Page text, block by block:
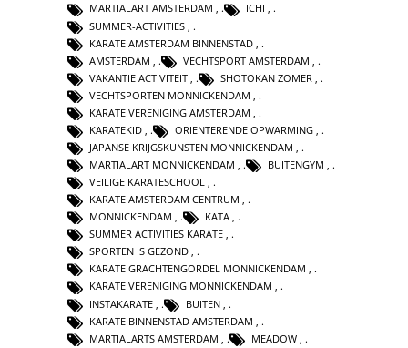
MARTIALART AMSTERDAM , ICHI ,
SUMMER-ACTIVITIES
KARATE AMSTERDAM BINNENSTAD
AMSTERDAM
VECHTSPORT AMSTERDAM
VAKANTIE ACTIVITEIT
SHOTOKAN ZOMER
VECHTSPORTEN MONNICKENDAM
KARATE VERENIGING AMSTERDAM
KARATEKID
ORIENTERENDE OPWARMING
JAPANSE KRIJGSKUNSTEN MONNICKENDAM
MARTIALART MONNICKENDAM , BUITENGYM ,
VEILIGE KARATESCHOOL ,
KARATE AMSTERDAM CENTRUM ,
MONNICKENDAM , KATA ,
SUMMER ACTIVITIES KARATE ,
SPORTEN IS GEZOND ,
KARATE GRACHTENGORDEL MONNICKENDAM ,
KARATE VERENIGING MONNICKENDAM ,
INSTAKARATE
BUITEN
KARATE BINNENSTAD AMSTERDAM
MARTIALARTS AMSTERDAM
MEADOW